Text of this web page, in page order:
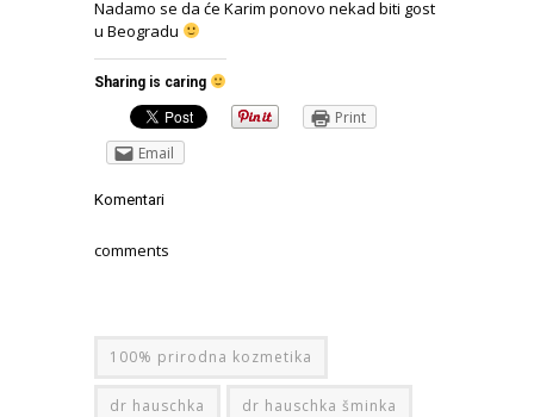
Nadamo se da će Karim ponovo nekad biti gost
u Beogradu
Sharing is caring
Print
Email
Komentari
comments
100% prirodna kozmetika
dr hauschka dr hauschka šminka